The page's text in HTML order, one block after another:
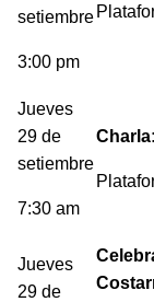
setiembre
3:00 pm
Jueves
29 de
setiembre
7:30 am
Jueves
29 de